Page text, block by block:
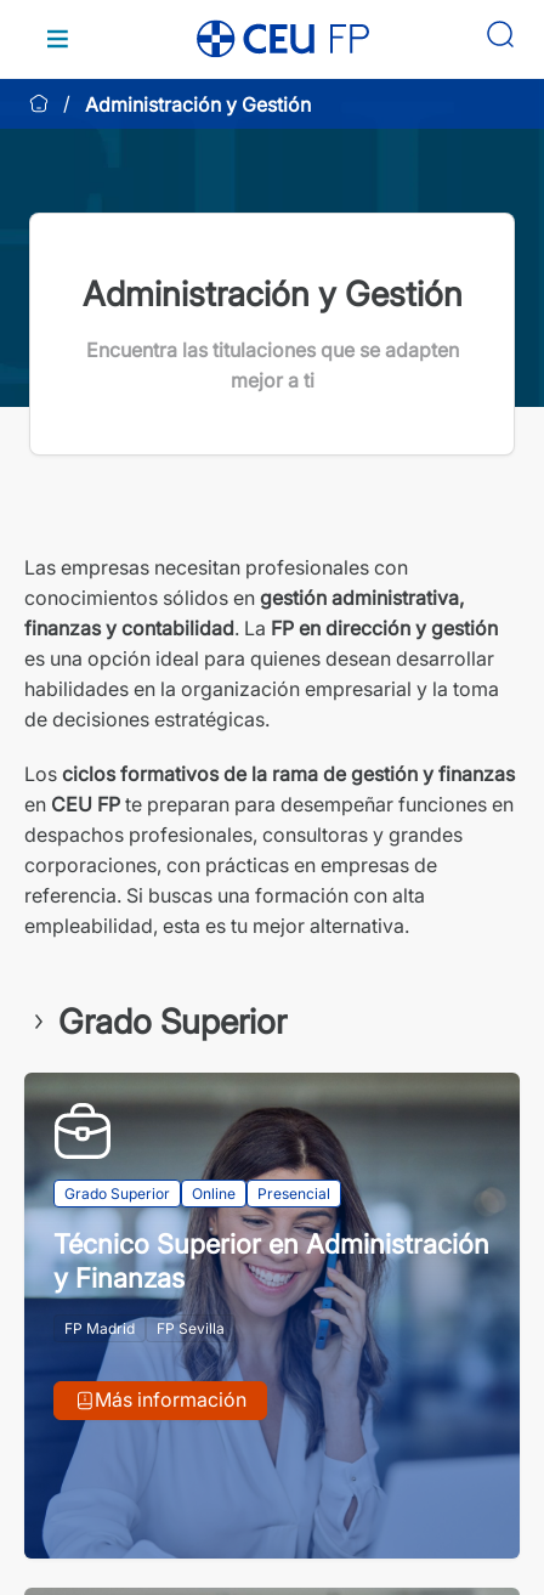
contenido
Administración y Gestión
Administración y Gestión
Encuentra las titulaciones que se adapten
mejor a ti
Las empresas necesitan profesionales con
conocimientos sólidos en gestión administrativa,
finanzas y contabilidad. La FP en dirección y gestión
es una opción ideal para quienes desean desarrollar
habilidades en la organización empresarial y la toma
de decisiones estratégicas.
Los ciclos formativos de la rama de gestión y finanzas
en CEU FP te preparan para desempeñar funciones en
despachos profesionales, consultoras y grandes
corporaciones, con prácticas en empresas de
referencia. Si buscas una formación con alta
empleabilidad, esta es tu mejor alternativa.
Grado Superior
Grado Superior Online Presencial
Técnico Superior en Administración
y Finanzas
FP Madrid FP Sevilla
Más información